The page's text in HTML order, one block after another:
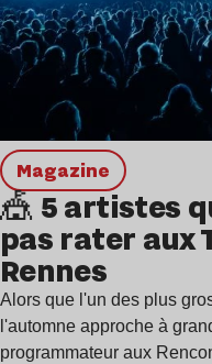
magazine
🎪 5 artistes
pas rater aux
Rennes
Alors que l'un des plus
l'automne approche à
programmateur aux